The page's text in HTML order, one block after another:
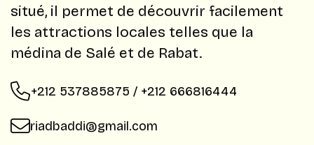
situé, il permet de découvrir facilement
les attractions locales telles que la
médina de Salé et de Rabat.
+212 537885875 / +212 666816444
riadbaddi@gmail.com